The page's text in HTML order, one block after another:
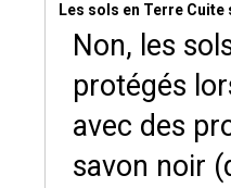
Les sols en Terre
Non, les
protégés
avec des
savon noir